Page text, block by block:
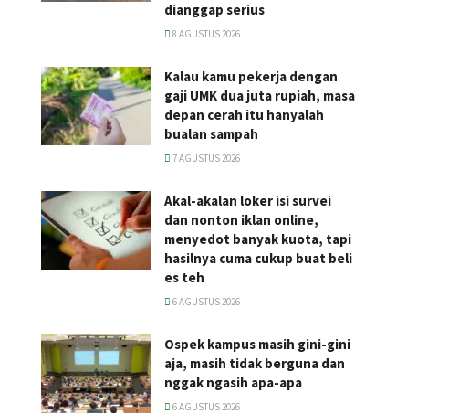
dianggap serius
8 AGUSTUS 2026
Kalau kamu pekerja dengan
gaji UMK dua juta rupiah, masa
depan cerah itu hanyalah
bualan sampah
7 AGUSTUS 2026
Akal-akalan loker isi survei
dan nonton iklan online,
menyedot banyak kuota, tapi
hasilnya cuma cukup buat beli
es teh
6 AGUSTUS 2026
Ospek kampus masih gini-gini
aja, masih tidak berguna dan
nggak ngasih apa-apa
6 AGUSTUS 2026